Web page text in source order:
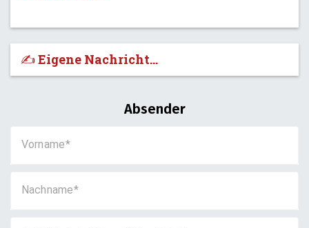
✍️ Eigene Nachricht...
Absender
Vorname
Nachname